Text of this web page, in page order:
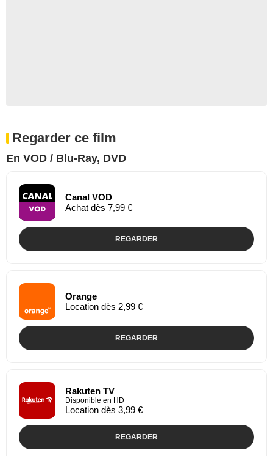
Regarder ce film
En VOD / Blu-Ray, DVD
Canal VOD
Achat dès 7,99 €
REGARDER
Orange
Location dès 2,99 €
REGARDER
Rakuten TV
Disponible en HD
Location dès 3,99 €
REGARDER